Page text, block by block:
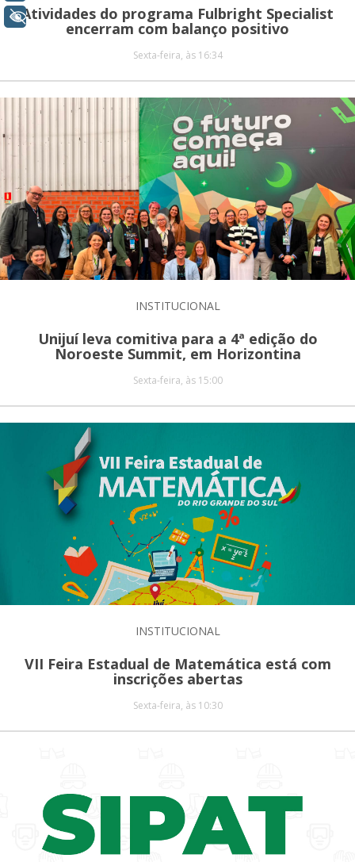
Atividades do programa Fulbright Specialist
encerram com balanço positivo
Sexta-feira, às 16:34
INSTITUCIONAL
Unijuí leva comitiva para a 4ª edição do
Noroeste Summit, em Horizontina
Sexta-feira, às 15:00
INSTITUCIONAL
VII Feira Estadual de Matemática está com
inscrições abertas
Sexta-feira, às 10:30
+ Acessibilidade